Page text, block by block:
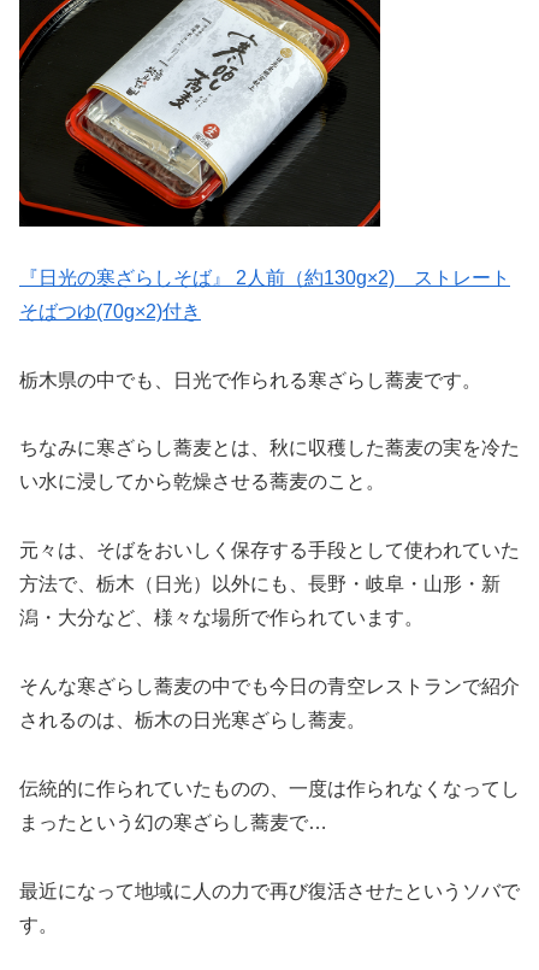
『日光の寒ざらしそば』 2人前（約130g×2) ストレート
そばつゆ(70g×2)付き
栃木県の中でも、日光で作られる寒ざらし蕎麦です。
ちなみに寒ざらし蕎麦とは、秋に収穫した蕎麦の実を冷た
い水に浸してから乾燥させる蕎麦のこと。
元々は、そばをおいしく保存する手段として使われていた
方法で、栃木（日光）以外にも、長野・岐阜・山形・新
潟・大分など、様々な場所で作られています。
そんな寒ざらし蕎麦の中でも今日の青空レストランで紹介
されるのは、栃木の日光寒ざらし蕎麦。
伝統的に作られていたものの、一度は作られなくなってし
まったという幻の寒ざらし蕎麦で…
最近になって地域に人の力で再び復活させたというソバで
す。